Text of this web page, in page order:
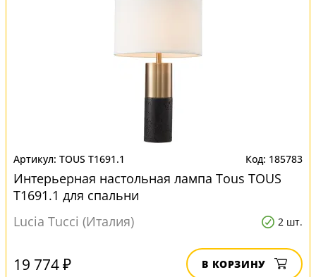
TOUS T1691.1 185783
Интерьерная настольная лампа Tous TOUS
T1691.1 для спальни
Lucia Tucci (Италия)
2 шт.
19 774 ₽ В КОРЗИНУ